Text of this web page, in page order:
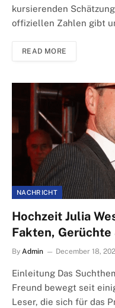
kursierenden
offiziellen Zahlen gibt
READ MORE
NACHRICHT
Hochzeit Julia
Fakten,
By Admin December 18,
Einleitung Das
Freund bewegt seit
Leser, die sich für das